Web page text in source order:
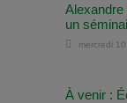
Alexandre
un
mercredi
À venir :